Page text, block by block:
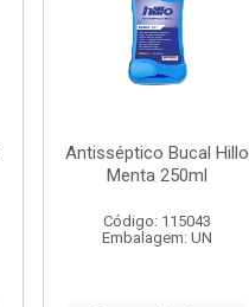
Antisséptico Bucal Hillo
Menta 250ml
Código: 115043
Embalagem: UN